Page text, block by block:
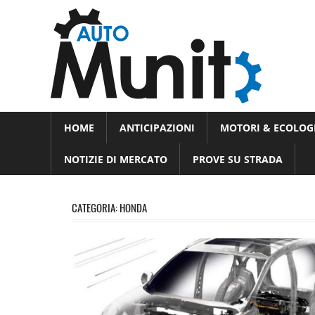
e
Novità
dal
HOME ANTICIPAZIONI MOTORI &
NOTIZIE DI MERCATO PROVE SU STRADA
CATEGORIA:HONDA